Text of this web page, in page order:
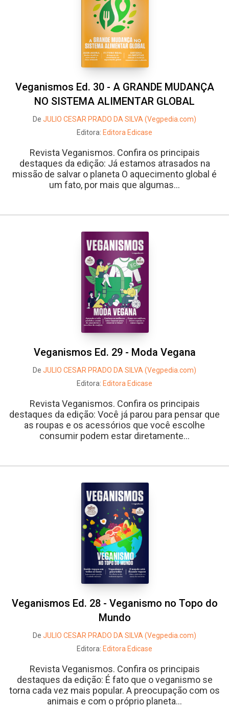
Veganismos Ed. 30 - A GRANDE MUDANÇA
NO SISTEMA ALIMENTAR GLOBAL
De JULIO CESAR PRADO DA SILVA (Vegpedia.com)
Editora: Editora Edicase
Revista Veganismos. Confira os principais
destaques da edição: Já estamos atrasados na
missão de salvar o planeta O aquecimento global é
um fato, por mais que algumas...
Veganismos Ed. 29 - Moda Vegana
De JULIO CESAR PRADO DA SILVA (Vegpedia.com)
Editora: Editora Edicase
Revista Veganismos. Confira os principais
destaques da edição: Você já parou para pensar que
as roupas e os acessórios que você escolhe
consumir podem estar diretamente...
Veganismos Ed. 28 - Veganismo no Topo do
Mundo
De JULIO CESAR PRADO DA SILVA (Vegpedia.com)
Editora: Editora Edicase
Revista Veganismos. Confira os principais
destaques da edição: É fato que o veganismo se
torna cada vez mais popular. A preocupação com os
animais e com o próprio planeta...